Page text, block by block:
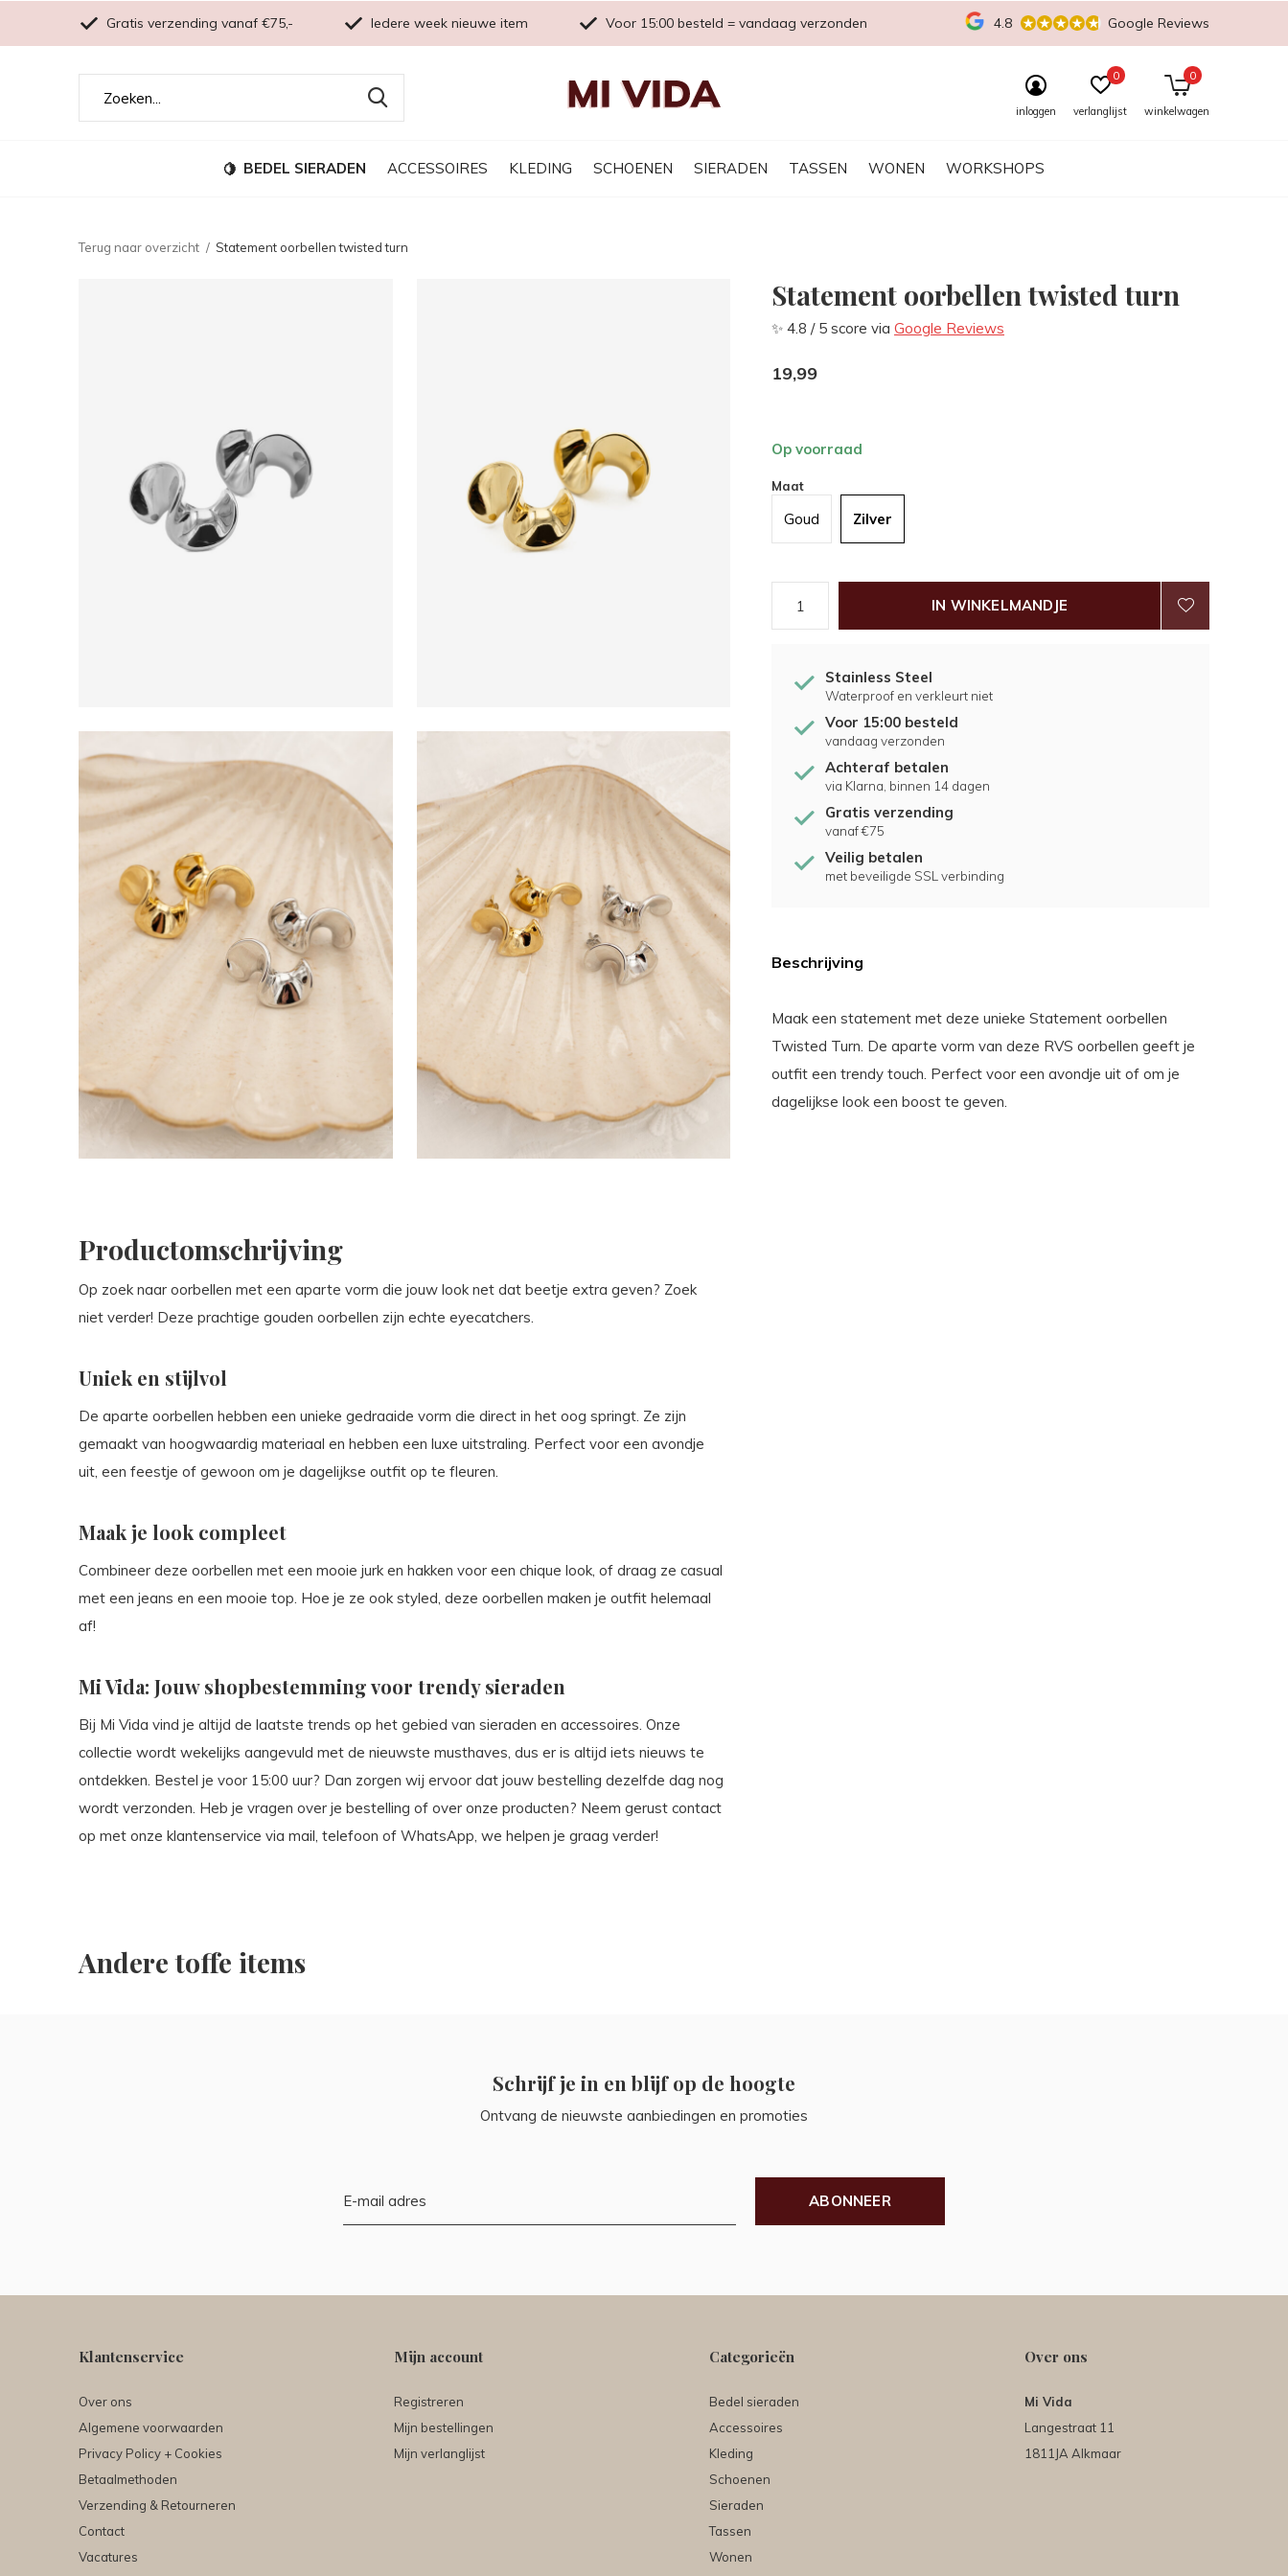
BEDEL SIERADEN ACCESSOIRES KLEDING SCHOENEN SIERADEN TASSEN WONEN WORKSHOPS
inloggen verlanglijst
0
winkelwagen
0
Gratis verzending vanaf €75,- Iedere week nieuwe item Voor 15:00 besteld = vandaag verzonden 4.8 Google Reviews
Terug naar overzicht Statement oorbellen twisted turn
Statement oorbellen twisted turn
✨ 4.8 / 5 score via Google Reviews
19,99
Op voorraad
Maat
Goud Zilver
IN WINKELMANDJE
Stainless Steel
Waterproof en verkleurt niet
Voor 15:00 besteld
vandaag verzonden
Achteraf betalen
via Klarna, binnen 14 dagen
Gratis verzending
vanaf €75
Veilig betalen
met beveiligde SSL verbinding
Beschrijving
Maak een statement met deze unieke Statement oorbellen
Twisted Turn. De aparte vorm van deze RVS oorbellen geeft je
outfit een trendy touch. Perfect voor een avondje uit of om je
dagelijkse look een boost te geven.
Productomschrijving
Op zoek naar oorbellen met een aparte vorm die jouw look net dat beetje extra geven? Zoek
niet verder! Deze prachtige gouden oorbellen zijn echte eyecatchers.
Uniek en stijlvol
De aparte oorbellen hebben een unieke gedraaide vorm die direct in het oog springt. Ze zijn
gemaakt van hoogwaardig materiaal en hebben een luxe uitstraling. Perfect voor een avondje
uit, een feestje of gewoon om je dagelijkse outfit op te fleuren.
Maak je look compleet
Combineer deze oorbellen met een mooie jurk en hakken voor een chique look, of draag ze casual
met een jeans en een mooie top. Hoe je ze ook styled, deze oorbellen maken je outfit helemaal
af!
Mi Vida: Jouw shopbestemming voor trendy sieraden
Bij Mi Vida vind je altijd de laatste trends op het gebied van sieraden en accessoires. Onze
collectie wordt wekelijks aangevuld met de nieuwste musthaves, dus er is altijd iets nieuws te
ontdekken. Bestel je voor 15:00 uur? Dan zorgen wij ervoor dat jouw bestelling dezelfde dag nog
wordt verzonden. Heb je vragen over je bestelling of over onze producten? Neem gerust contact
op met onze klantenservice via mail, telefoon of WhatsApp, we helpen je graag verder!
Andere toffe items
Schrijf je in en blijf op de hoogte
Ontvang de nieuwste aanbiedingen en promoties
ABONNEER
Klantenservice
Over ons
Algemene voorwaarden
Privacy Policy + Cookies
Betaalmethoden
Verzending & Retourneren
Contact
Vacatures
Mijn account
Registreren
Mijn bestellingen
Mijn verlanglijst
Categorieën
Bedel sieraden
Accessoires
Kleding
Schoenen
Sieraden
Tassen
Wonen
Over ons
Mi Vida
Langestraat 11
1811JA Alkmaar